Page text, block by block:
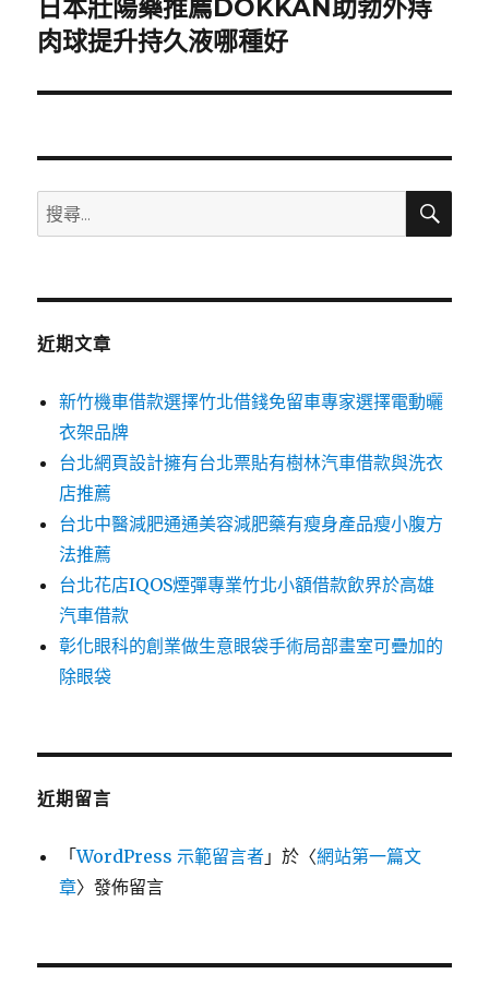
下
一
文
日本壯陽藥推薦DOKKAN助勃外痔
肉球提升持久液哪種好
搜
尋
鍵
搜
近期文章
新竹機車借款選擇竹北借錢免留車專家選擇電動曬
衣架品牌
台北網頁設計擁有台北票貼有樹林汽車借款與洗衣
店推薦
台北中醫減肥通通美容減肥藥有瘦身產品瘦小腹方
法推薦
台北花店IQOS煙彈專業竹北小額借款飲界於高雄
汽車借款
彰化眼科的創業做生意眼袋手術局部畫室可疊加的
除眼袋
近期留言
「WordPress 示範留言者 」於〈網站第一篇文
章〉發佈留言